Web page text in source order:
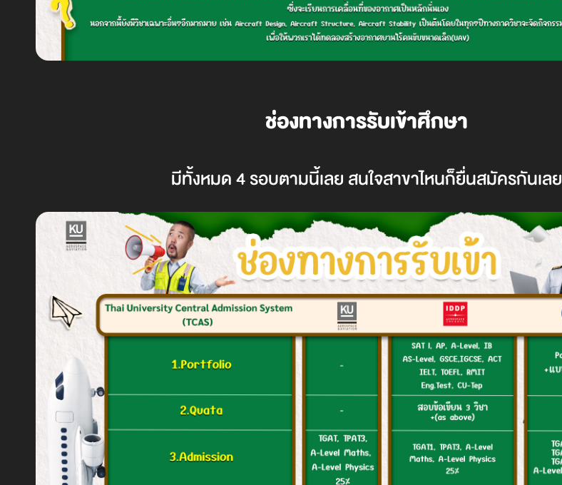
ช่องทางการรับเข้าศึกษา
มีทั้งหมด 4 รอบตามนี้เลย สนใจสาขาไหนก็ยื่นสมัครกันเลย